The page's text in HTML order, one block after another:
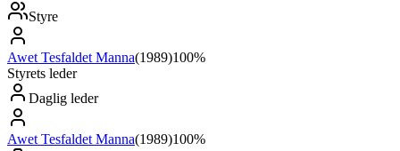
Styre
Awet Tesfaldet Manna(1989)100%
Styrets leder
Daglig leder
Awet Tesfaldet Manna(1989)100%